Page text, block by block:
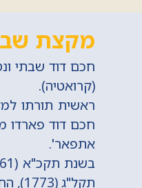
מקצת
(קרואטיה).
ראשית תורתו
חכם דוד פארדו
אתפאר'.